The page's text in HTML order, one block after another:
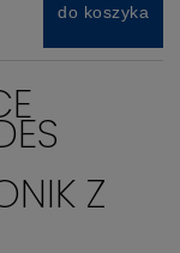
do koszyka
Z